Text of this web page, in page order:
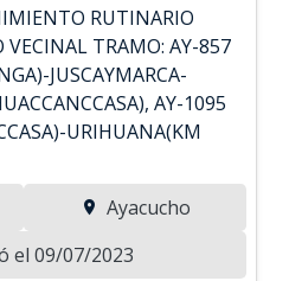
RUTINARIO
TRAMO: AY-857
JUSCAYMARCA-
AY-1095
URIHUANA(KM
Ayacucho
el 09/07/2023